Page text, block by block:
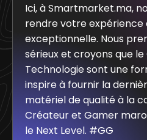
Ici, à Smartmarket.ma,
rendre votre expérience
exceptionnelle. Nous
sérieux et croyons que
Technologie sont une
inspire à fournir la
matériel de qualité à la
Créateur et Gamer
le Next Level. #GG